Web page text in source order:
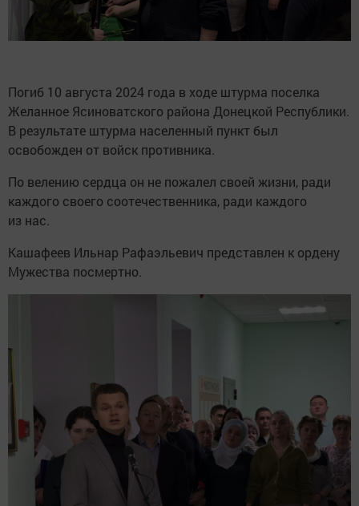
Погиб 10 августа 2024 года в ходе штурма поселка
Желанное Ясиноватского района Донецкой Республики.
В результате штурма населенный пункт был
освобожден от войск противника.
По велению сердца он не пожалел своей жизни, ради
каждого своего соотечественника, ради каждого
из нас.
Кашафеев Ильнар Рафаэльевич представлен к ордену
Мужества посмертно.